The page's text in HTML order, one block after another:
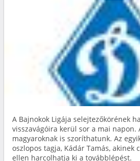
A Bajnokok Ligája selejtezőkörének
visszavágóira kerül sor a mai napon.
magyaroknak is szoríthatunk. Az
oszlopos tagja, Kádár Tamás, akinek
ellen harcolhatja ki a továbblépést.